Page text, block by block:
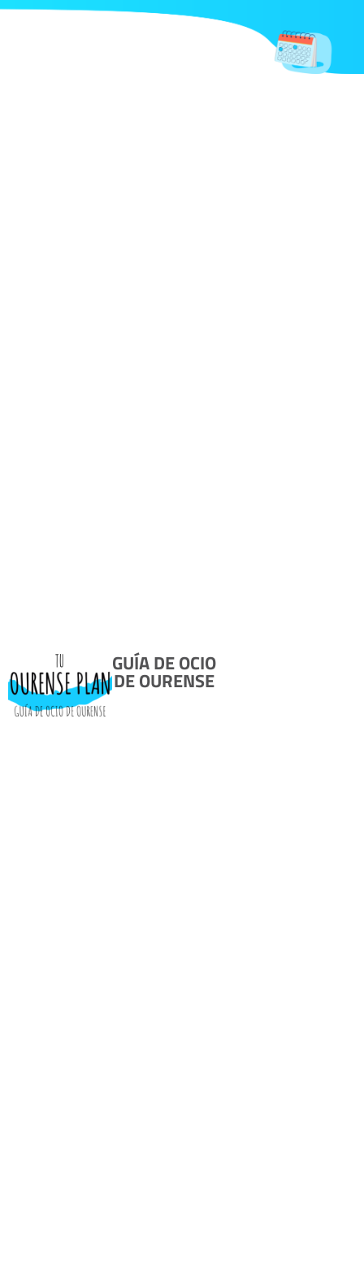
GUÍA DE OCIO
DE OURENSE